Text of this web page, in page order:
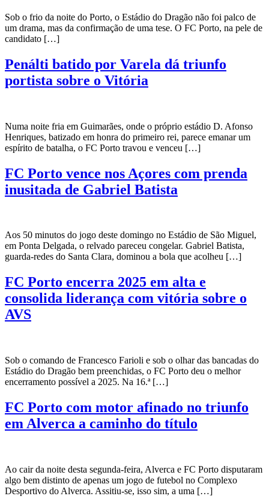
Sob o frio da noite do Porto, o Estádio do Dragão não foi palco de
um drama, mas da confirmação de uma tese. O FC Porto, na pele de
candidato […]
Penálti batido por Varela dá triunfo
portista sobre o Vitória
Numa noite fria em Guimarães, onde o próprio estádio D. Afonso
Henriques, batizado em honra do primeiro rei, parece emanar um
espírito de batalha, o FC Porto travou e venceu […]
FC Porto vence nos Açores com prenda
inusitada de Gabriel Batista
Aos 50 minutos do jogo deste domingo no Estádio de São Miguel,
em Ponta Delgada, o relvado pareceu congelar. Gabriel Batista,
guarda-redes do Santa Clara, dominou a bola que acolheu […]
FC Porto encerra 2025 em alta e
consolida liderança com vitória sobre o
AVS
Sob o comando de Francesco Farioli e sob o olhar das bancadas do
Estádio do Dragão bem preenchidas, o FC Porto deu o melhor
encerramento possível a 2025. Na 16.ª […]
FC Porto com motor afinado no triunfo
em Alverca a caminho do título
Ao cair da noite desta segunda-feira, Alverca e FC Porto disputaram
algo bem distinto de apenas um jogo de futebol no Complexo
Desportivo do Alverca. Assitiu-se, isso sim, a uma […]